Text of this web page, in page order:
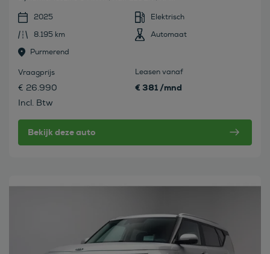
2025
Elektrisch
8.195 km
Automaat
Purmerend
Vraagprijs
€ 26.990
Incl. Btw
Leasen vanaf
€ 381 /mnd
Bekijk deze auto
Bekijk deze auto